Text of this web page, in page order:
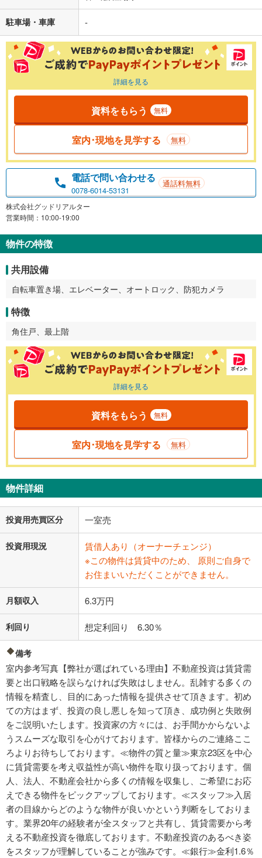
駐車場・車庫 -
詳細を見る
資料をもらう 無料
室内･現地を見学する 無料
電話で問い合わせる
0078-6014-53131
通話料無料
株式会社グッドリアルター
営業時間：10:00-19:00
物件の特徴
共用設備
自転車置き場、エレベーター、オートロック、防犯カメラ
特徴
角住戸、最上階
詳細を見る
資料をもらう 無料
室内･現地を見学する 無料
物件詳細
投資用売買区分 一室売
投資用現況
賃借人あり（オーナーチェンジ）
※この物件は賃貸中のため、 原則ご自身で
お住まいいただくことができません。
月額収入 6.3万円
利回り 想定利回り 6.30％
備考
室内参考写真【弊社が選ばれている理由】不動産投資は賃貸需
要と出口戦略を誤らなければ失敗はしません。乱雑する多くの
情報を精査し、目的にあった情報を提供させて頂きます。初め
ての方はまず、投資の良し悪しを知って頂き、成功例と失敗例
をご説明いたします。投資家の方々には、お手間かからないよ
うスムーズな取引を心がけております。皆様からのご連絡ここ
ろよりお待ちしております。≪物件の質と量≫東京23区を中心
に賃貸需要を考え収益性が高い物件を取り扱っております。個
人、法人、不動産会社から多くの情報を収集し、ご希望にお応
えできる物件をピックアップしております。≪スタッフ≫入居
者の目線からどのような物件が良いかという判断をしておりま
す。業界20年の経験者が全スタッフと共有し、賃貸需要から考
える不動産投資を徹底しております。不動産投資のあるべき姿
をスタッフが理解していることが強みです。≪銀行≫金利1.6％